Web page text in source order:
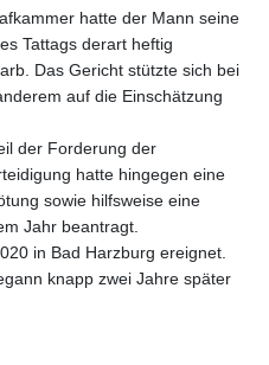
hatte der Mann seine
Tattags derart heftig
Das Gericht stützte sich bei
auf die Einschätzung
der Forderung der
hatte hingegen eine
sowie hilfsweise eine
Jahr beantragt.
in Bad Harzburg ereignet.
knapp zwei Jahre später